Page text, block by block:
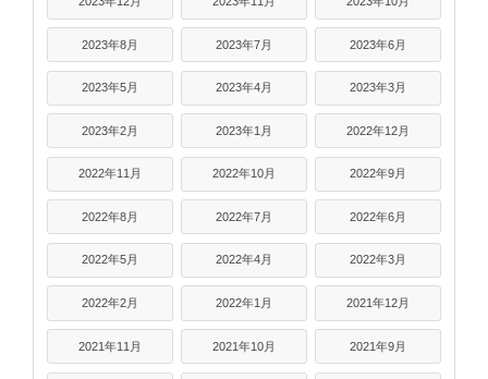
2023年8月 2023年7月 2023年6月
2023年5月 2023年4月 2023年3月
2023年2月 2023年1月 2022年12月
2022年11月 2022年10月 2022年9月
2022年8月 2022年7月 2022年6月
2022年5月 2022年4月 2022年3月
2022年2月 2022年1月 2021年12月
2021年11月 2021年10月 2021年9月